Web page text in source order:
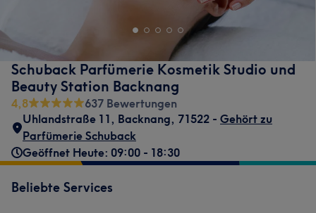
Schuback Parfümerie Kosmetik Studio und
Beauty Station Backnang
4,8
637 Bewertungen
Uhlandstraße 11, Backnang, 71522 - Gehört zu
Parfümerie Schuback
Geöffnet Heute: 09:00 - 18:30
Beliebte Services